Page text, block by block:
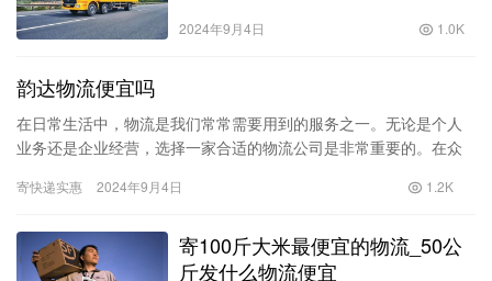
2024年9月4日 1.0K
韵达物流便宜吗
在日常生活中，物流是我们常常需要用到的服务之一。无论是个人
业务还是企业经营，选择一家合适的物流公司是非常重要的。在众
睐。但“…
寄快递实惠 2024年9月4日 1.2K
寄100斤大米最便宜的物流_50公
斤发什么物流便宜